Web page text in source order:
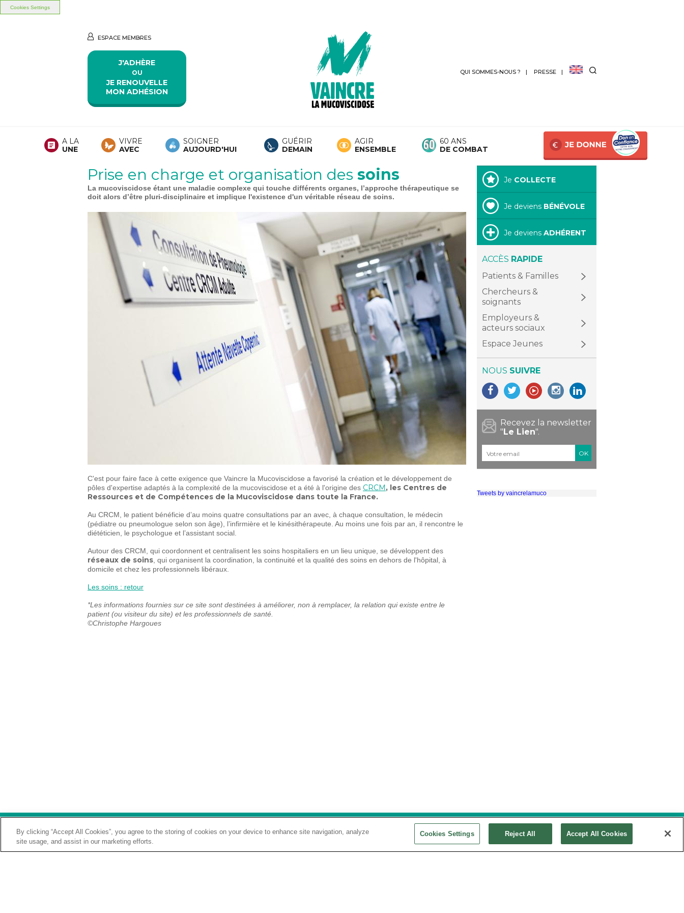
Cookies Settings
ESPACE MEMBRES
J'ADHÈRE
OU
JE RENOUVELLE
MON ADHÉSION
QUI SOMMES-NOUS ? PRESSE
A LA
UNE
VIVRE
AVEC
SOIGNER
AUJOURD'HUI
GUÉRIR
DEMAIN
AGIR
ENSEMBLE
60 ANS
DE COMBAT
Prise en charge et organisation des soins
La mucoviscidose étant une maladie complexe qui touche différents organes, l’approche thérapeutique se
doit alors d’être pluri-disciplinaire et implique l'existence d'un véritable réseau de soins.
C'est pour faire face à cette exigence que Vaincre la Mucoviscidose a favorisé la création et le développement de
pôles d'expertise adaptés à la complexité de la mucoviscidose et a été à l'origine des CRCM , les Centres de
Ressources et de Compétences de la Mucoviscidose dans toute la France.
Au CRCM, le patient bénéficie d’au moins quatre consultations par an avec, à chaque consultation, le médecin
(pédiatre ou pneumologue selon son âge), l’infirmière et le kinésithérapeute. Au moins une fois par an, il rencontre le
diététicien, le psychologue et l’assistant social.
Autour des CRCM, qui coordonnent et centralisent les soins hospitaliers en un lieu unique, se développent des
réseaux de soins, qui organisent la coordination, la continuité et la qualité des soins en dehors de l'hôpital, à
domicile et chez les professionnels libéraux.
Les soins : retour
*Les informations fournies sur ce site sont destinées à améliorer, non à remplacer, la relation qui existe entre le
patient (ou visiteur du site) et les professionnels de santé.
©Christophe Hargoues
Je COLLECTE
Je deviens BÉNÉVOLE
Je deviens ADHÉRENT
ACCÈS RAPIDE
Patients & Familles
Chercheurs &
soignants
Employeurs &
acteurs sociaux
Espace Jeunes
NOUS SUIVRE
Recevez la newsletter
" Le Lien".
Courriel*
Tweets by vaincrelamuco
By clicking “Accept All Cookies”, you agree to the storing of cookies on your device to enhance site navigation, analyze
site usage, and assist in our marketing efforts.
Cookies Settings Reject All Accept All Cookies